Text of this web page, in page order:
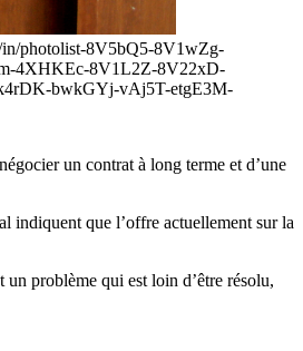
in/photolist-8V5bQ5-8V1wZg-
4XHKEc-8V1L2Z-8V22xD-
bwkGYj-vAj5T-etgE3M-
un contrat à long terme et d’une
indiquent que l’offre actuellement sur la
un problème qui est loin d’être résolu,